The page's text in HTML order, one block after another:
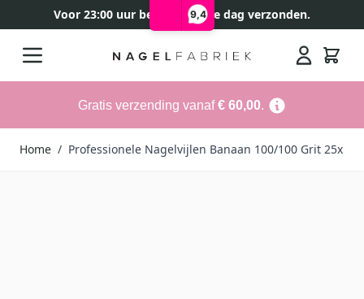
9,4
Voor 23:00 uur besteld, zelfde dag verzonden.
Gratis verzending vanaf€ 60,00.
Home / Professionele Nagelvijlen Banaan 100/100 Grit 25x